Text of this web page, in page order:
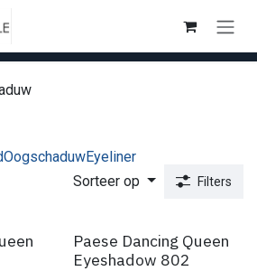
OogschaduwEyeliner
Sorteer op
Filters
Paese Dancing Queen
Eyeshadow 802